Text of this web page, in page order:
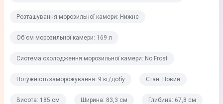
Дисплей
Хладагент
Холодильне відділення
Розташування морозильної камери: Нижнє
Об'єм морозильної камери: 169 л
Система охолодження морозильної камери: No Frost
Потужність заморожування: 9 кг/добу Стан: Новий
Висота: 185 см Ширина: 83,3 см Глибина: 67,8 см